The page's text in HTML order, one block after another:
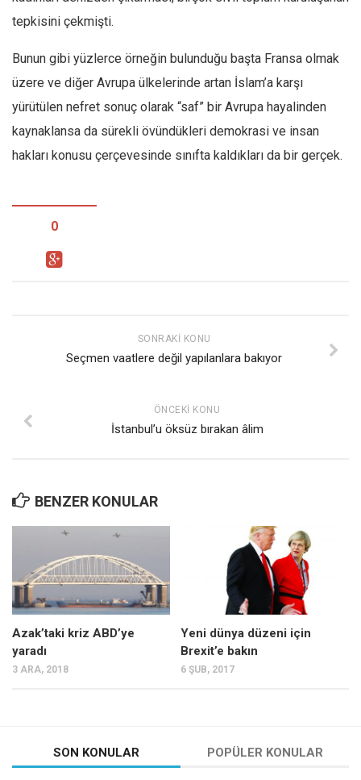
tepkisini çekmişti.
Bunun gibi yüzlerce örneğin bulunduğu başta Fransa olmak
üzere ve diğer Avrupa ülkelerinde artan İslam’a karşı
yürütülen nefret sonuç olarak “saf” bir Avrupa hayalinden
kaynaklansa da sürekli övündükleri demokrasi ve insan
hakları konusu çerçevesinde sınıfta kaldıkları da bir gerçek.
0
SONRAKI KONU
Seçmen vaatlere değil yapılanlara bakıyor
ÖNCEKI KONU
İstanbul’u öksüz bırakan âlim
BENZER KONULAR
Azak’taki kriz ABD’ye
yaradı
3 ARA, 2018
Yeni dünya düzeni için
Brexit’e bakın
6 ŞUB, 2017
SON KONULAR POPÜLER KONULAR